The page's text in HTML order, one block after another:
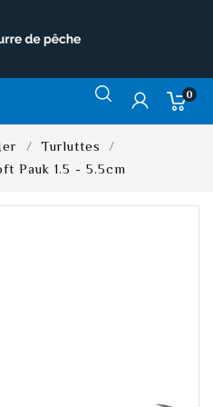
0
Turluttes
Pauk 1.5 - 5.5cm